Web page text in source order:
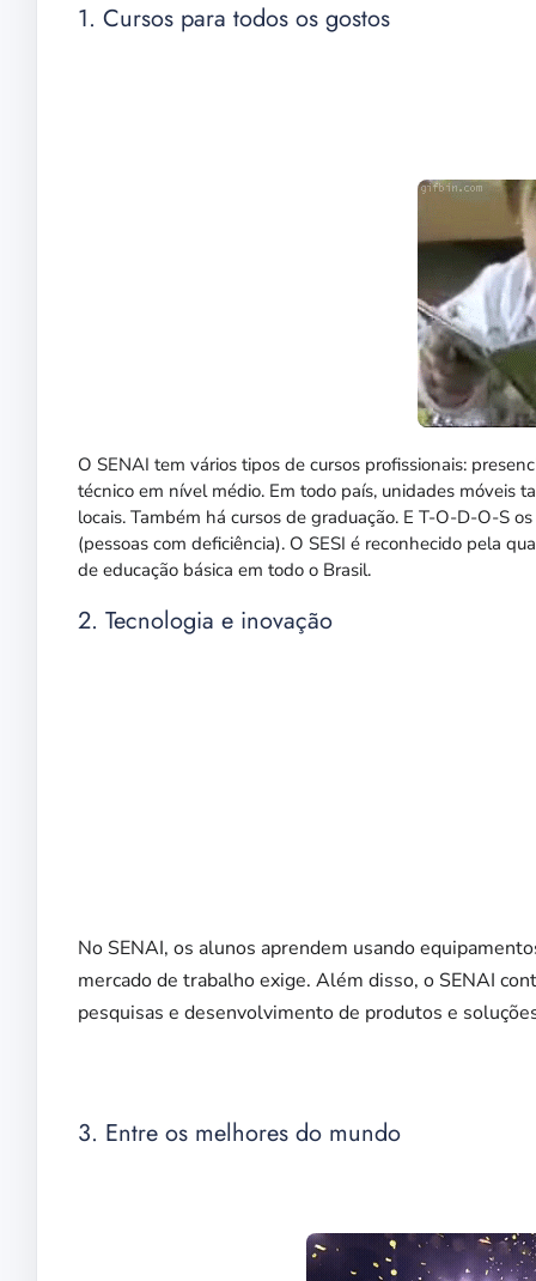
1. Cursos para todos os gostos
O SENAI tem vários tipos de cursos profissionais:
técnico em nível médio. Em todo país, unidades móveis
locais. Também há cursos de graduação. E T-O-D-O-S
(pessoas com deficiência). O SESI é reconhecido pela
de educação básica em todo o Brasil.
2. Tecnologia e inovação
No SENAI, os alunos aprendem usando
mercado de trabalho exige. Além disso, o SENAI
pesquisas e desenvolvimento de produtos e
3. Entre os melhores do mundo